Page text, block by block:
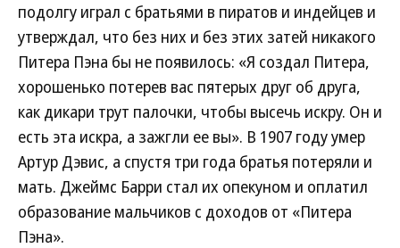
подолгу играл с братьями в пиратов и индейцев и
утверждал, что без них и без этих затей никакого
Питера Пэна бы не появилось: «Я создал Питера,
хорошенько потерев вас пятерых друг об друга,
как дикари трут палочки, чтобы высечь искру. Он и
есть эта искра, а зажгли ее вы». В 1907 году умер
Артур Дэвис, а спустя три года братья потеряли и
мать. Джеймс Барри стал их опекуном и оплатил
образование мальчиков с доходов от «Питера
Пэна».